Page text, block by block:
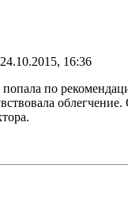
16:36
по